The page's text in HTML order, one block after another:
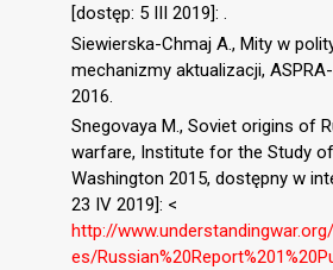
[dostęp: 5 III 2019]: .
Siewierska-Chmaj A., Mity w
mechanizmy aktualizacji,
2016.
Snegovaya M., Soviet origins of
warfare, Institute for the Study
Washington 2015, dostępny w
23 IV 2019]: <
http://
es/